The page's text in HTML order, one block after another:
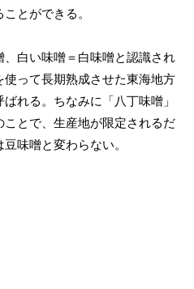
とができる。
白い味噌＝白味噌と認識され
って長期熟成させた東海地方
れる。ちなみに「八丁味噌」
とで、生産地が限定されるだ
味噌と変わらない。